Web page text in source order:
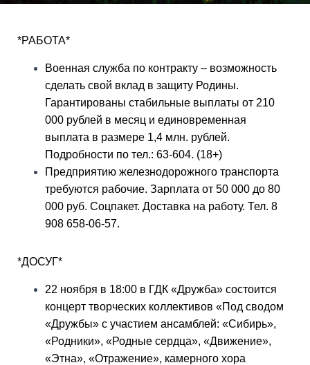
*РАБОТА*
Военная служба по контракту – возможность
сделать свой вклад в защиту Родины.
Гарантированы стабильные выплаты от 210
000 рублей в месяц и единовременная
выплата в размере 1,4 млн. рублей.
Подробности по тел.: 63-604. (18+)
Предприятию железнодорожного транспорта
требуются рабочие. Зарплата от 50 000 до 80
000 руб. Соцпакет. Доставка на работу. Тел. 8
908 658-06-57.
*ДОСУГ*
22 ноября в 18:00 в ГДК «Дружба» состоится
концерт творческих коллективов «Под сводом
«Дружбы» с участием ансамблей: «Сибирь»,
«Родники», «Родные сердца», «Движение»,
«Этна», «Отражение», камерного хора